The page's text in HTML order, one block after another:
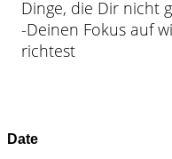
Dinge, die Dir nicht
-Deinen Fokus auf
richtest
Date